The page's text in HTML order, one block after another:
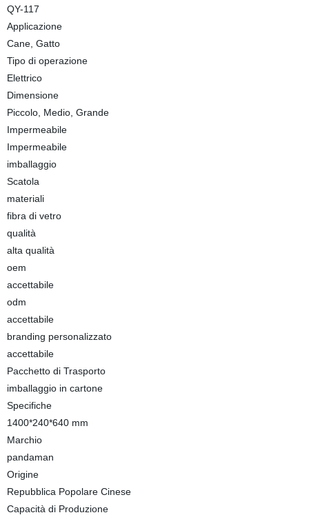
QY-117
Applicazione
Cane, Gatto
Tipo di operazione
Elettrico
Dimensione
Piccolo, Medio, Grande
Impermeabile
Impermeabile
imballaggio
Scatola
materiali
fibra di vetro
qualità
alta qualità
oem
accettabile
odm
accettabile
branding personalizzato
accettabile
Pacchetto di Trasporto
imballaggio in cartone
Specifiche
1400*240*640 mm
Marchio
pandaman
Origine
Repubblica Popolare Cinese
Capacità di Produzione